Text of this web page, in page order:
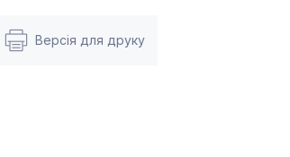
Версія для друку